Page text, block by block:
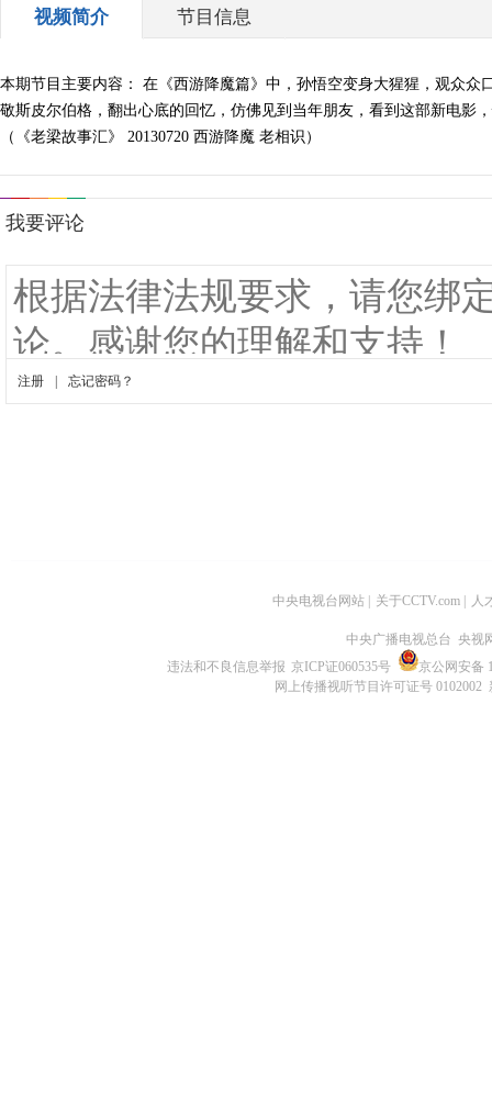
视频简介 节目信息
本期节目主要内容： 在《西游降魔篇》中，孙悟空变身大猩猩，观众
敬斯皮尔伯格，翻出心底的回忆，仿佛见到当年朋友，看到这部新电影
（《老梁故事汇》 20130720 西游降魔 老相识）
中央电视台网站 关于CCTV.com 人
中央广播电视总台 央视
违法和不良信息举报 京ICP证060535号
京公网安备
网上传播视听节目许可证号 0102002